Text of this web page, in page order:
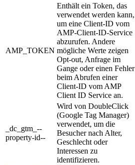
AMP_TOKEN
Enthält ein Token, das
verwendet werden kann,
um eine Client-ID vom
AMP-Client-ID-Service
abzurufen. Andere
mögliche Werte zeigen
Opt-out, Anfrage im
Gange oder einen Fehler
beim Abrufen einer
Client-ID vom AMP
Client ID Service an.
_dc_gtm_--
property-id--
Wird von DoubleClick
(Google Tag Manager)
verwendet, um die
Besucher nach Alter,
Geschlecht oder
Interessen zu
identifizieren.